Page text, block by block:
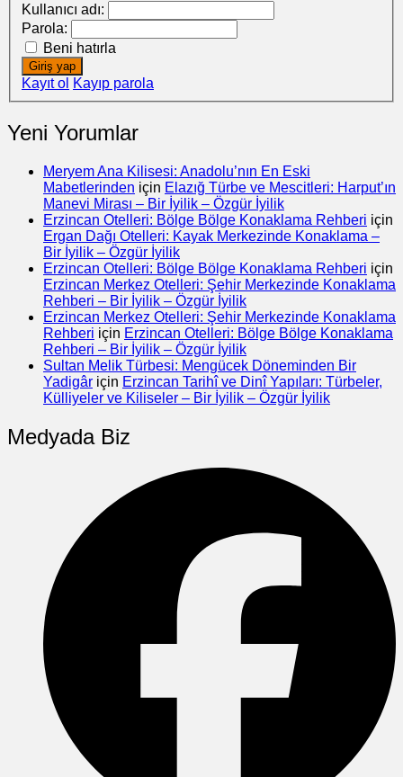
Kullanıcı adı:
Parola:
Beni hatırla
Giriş yap
Kayıt ol Kayıp parola
Yeni Yorumlar
Meryem Ana Kilisesi: Anadolu’nın En Eski
Mabetlerinden için Elazığ Türbe ve Mescitleri: Harput’ın
Manevi Mirası – Bir İyilik – Özgür İyilik
Erzincan Otelleri: Bölge Bölge Konaklama Rehberi için
Ergan Dağı Otelleri: Kayak Merkezinde Konaklama –
Bir İyilik – Özgür İyilik
Erzincan Otelleri: Bölge Bölge Konaklama Rehberi için
Erzincan Merkez Otelleri: Şehir Merkezinde Konaklama
Rehberi – Bir İyilik – Özgür İyilik
Erzincan Merkez Otelleri: Şehir Merkezinde Konaklama
Rehberi için Erzincan Otelleri: Bölge Bölge Konaklama
Rehberi – Bir İyilik – Özgür İyilik
Sultan Melik Türbesi: Mengücek Döneminden Bir
Yadigâr için Erzincan Tarihî ve Dinî Yapıları: Türbeler,
Külliyeler ve Kiliseler – Bir İyilik – Özgür İyilik
Medyada Biz